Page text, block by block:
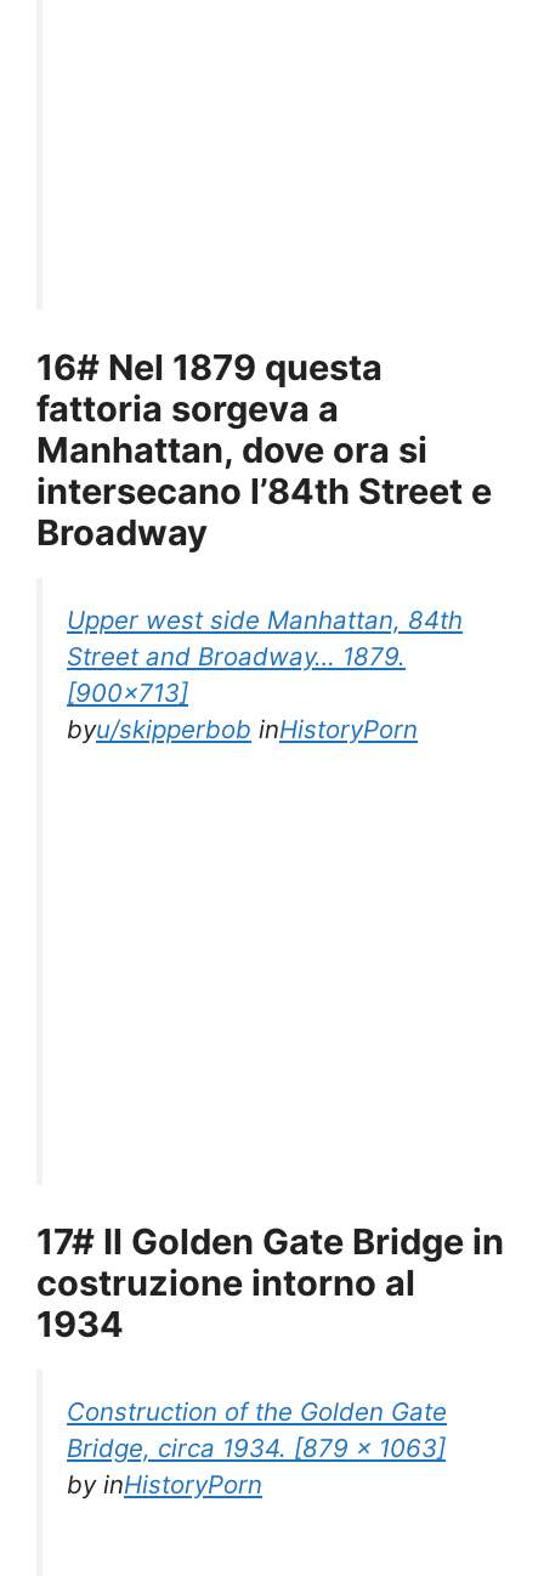
16# Nel 1879 questa
fattoria sorgeva a
Manhattan, dove ora si
intersecano l’84th Street e
Broadway
Upper west side Manhattan, 84th
Street and Broadway… 1879.
[900×713]
byu/skipperbob inHistoryPorn
17# Il Golden Gate Bridge in
costruzione intorno al
1934
Construction of the Golden Gate
Bridge, circa 1934. [879 × 1063]
byinHistoryPorn